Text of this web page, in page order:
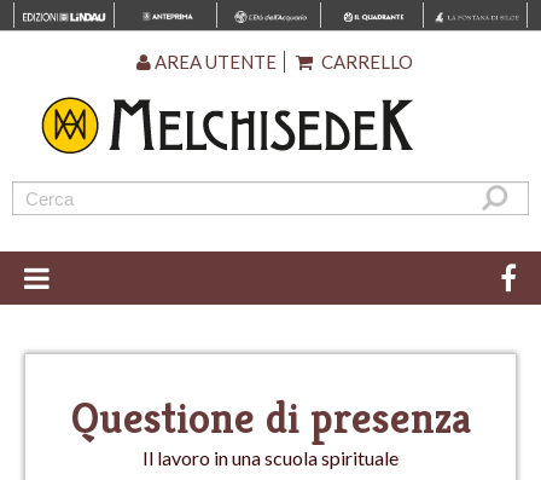
AREA UTENTE CARRELLO
Questione di presenza
Il lavoro in una scuola spirituale